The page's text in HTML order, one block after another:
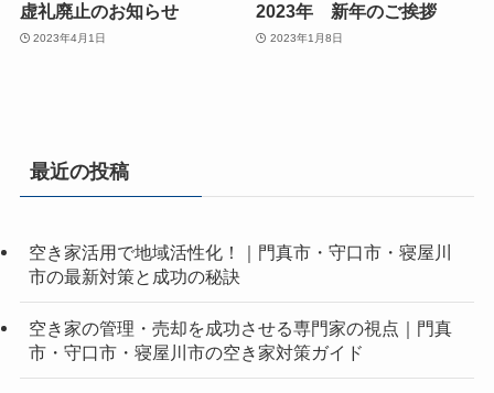
虚礼廃止のお知らせ
2023年4月1日
2023年 新年のご挨拶
2023年1月8日
最近の投稿
空き家活用で地域活性化！｜門真市・守口市・寝屋川
市の最新対策と成功の秘訣
空き家の管理・売却を成功させる専門家の視点｜門真
市・守口市・寝屋川市の空き家対策ガイド